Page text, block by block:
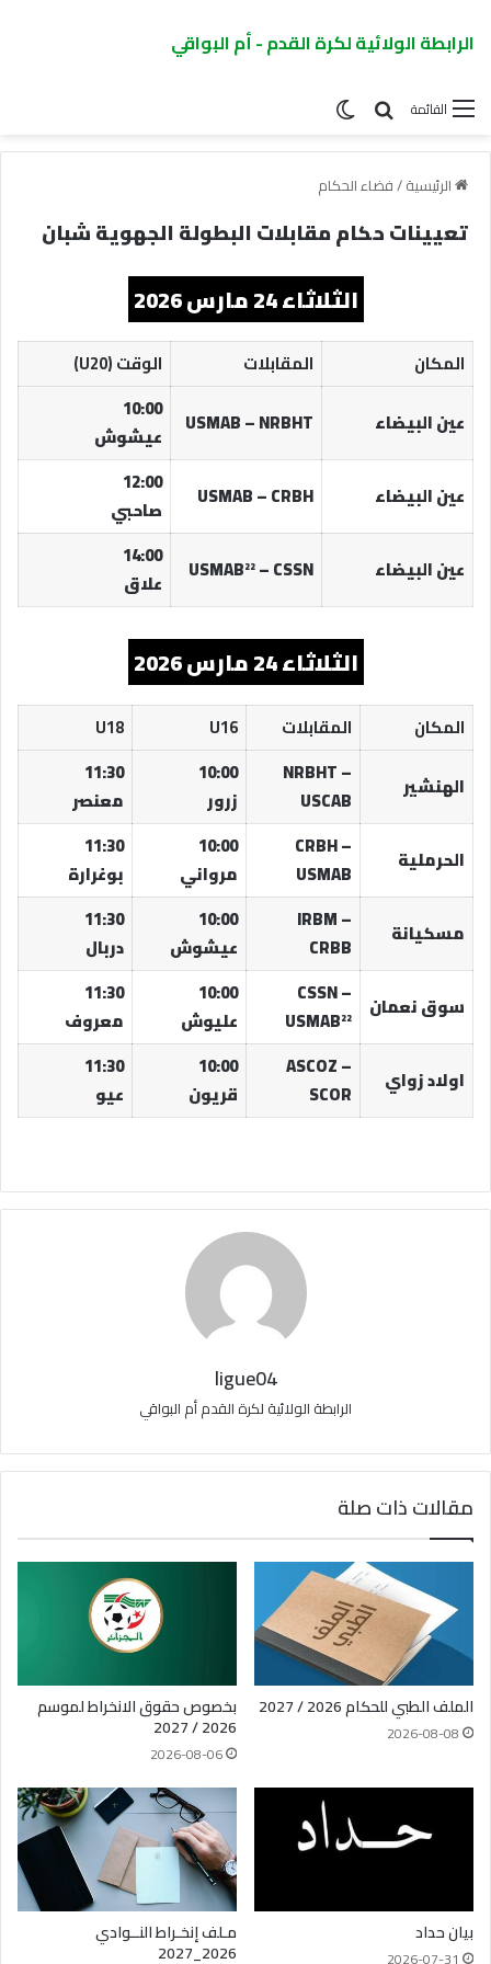
الرابطة الولائية لكرة القدم - أم البواقي
القائمة
الرئيسية/فضاء الحكام
تعيينات حكام مقابلات البطولة الجهوية شبان
​الثلاثاء 24 مارس 2026
المكان المقابلات
الوقت (U20)
عين البيضاء
USMAB – NRBHT
10:00
عيشوش
عين البيضاء
USMAB – CRBH
12:00
صاحبي
عين البيضاء
USMAB²² – CSSN
14:00
علاق
الثلاثاء 24 مارس 2026
المكان المقابلات U16
U18
الهنشير
NRBHT –
USCAB
10:00
زرور
11:30
معنصر
الحرملية
CRBH –
USMAB
10:00
مرواني
11:30
بوغرارة
مسكيانة
IRBM –
CRBB
10:00
عيشوش
11:30
دربال
سوق نعمان
CSSN –
USMAB²²
10:00
عليوش
11:30
معروف
اولاد زواي
ASCOZ –
SCOR
10:00
قريون
11:30
عيو
ligue04
الرابطة الولائية لكرة القدم أم البواقي
مقالات ذات صلة
الملف الطبي للحكام 2026 / 2027
2026-08-08
بخصوص حقوق الانخراط لموسم
2026 / 2027
2026-08-06
بيان حداد
2026-07-31
مـلف إنخـراط النــوادي
2026_2027